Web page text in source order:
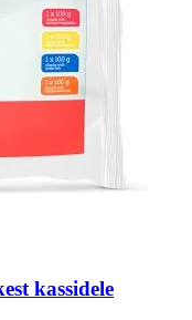
kassidele